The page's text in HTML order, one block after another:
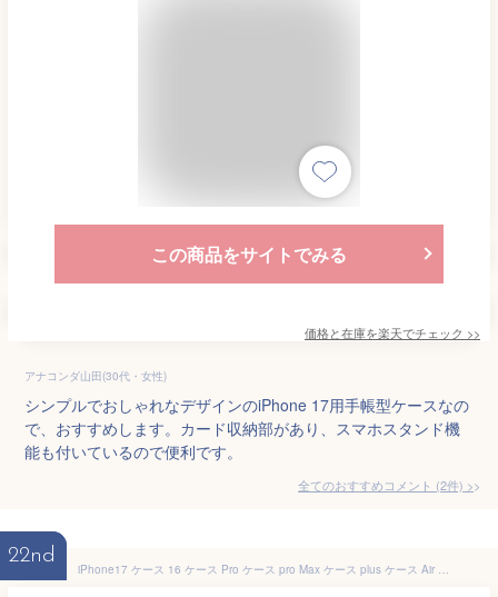
この商品をサイトでみる
価格と在庫を楽天でチェック >>
アナコンダ山田(30代・女性)
シンプルでおしゃれなデザインのiPhone 17用手帳型ケースなの
で、おすすめします。カード収納部があり、スマホスタンド機
能も付いているので便利です。
全てのおすすめコメント (2件) >
22nd
iPhone17 ケース 16 ケース Pro ケース pro Max ケース plus ケース Air ケース 本革 栃木 レザー 手帳型 落下防止 アイフォン カバー 保護 カード収納 スマホケース スマホリング ストラップホール グリップ 日本製 HUKURO